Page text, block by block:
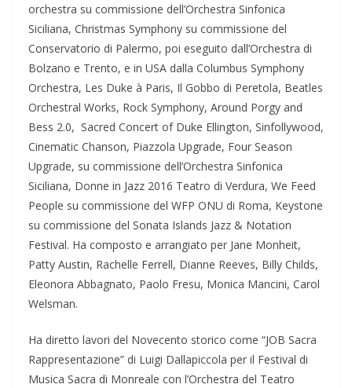
orchestra su commissione dell’Orchestra Sinfonica
Siciliana, Christmas Symphony su commissione del
Conservatorio di Palermo, poi eseguito dall’Orchestra di
Bolzano e Trento, e in USA dalla Columbus Symphony
Orchestra, Les Duke à Paris, Il Gobbo di Peretola, Beatles
Orchestral Works, Rock Symphony, Around Porgy and
Bess 2.0, Sacred Concert of Duke Ellington, Sinfollywood,
Cinematic Chanson, Piazzola Upgrade, Four Season
Upgrade, su commissione dell’Orchestra Sinfonica
Siciliana, Donne in Jazz 2016 Teatro di Verdura, We Feed
People su commissione del WFP ONU di Roma, Keystone
su commissione del Sonata Islands Jazz & Notation
Festival. Ha composto e arrangiato per Jane Monheit,
Patty Austin, Rachelle Ferrell, Dianne Reeves, Billy Childs,
Eleonora Abbagnato, Paolo Fresu, Monica Mancini, Carol
Welsman.
Ha diretto lavori del Novecento storico come “JOB Sacra
Rappresentazione” di Luigi Dallapiccola per il Festival di
Musica Sacra di Monreale con l’Orchestra del Teatro